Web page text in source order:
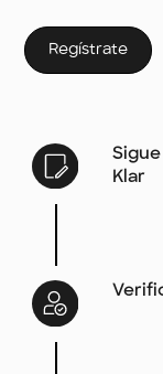
Regístrate
Klar